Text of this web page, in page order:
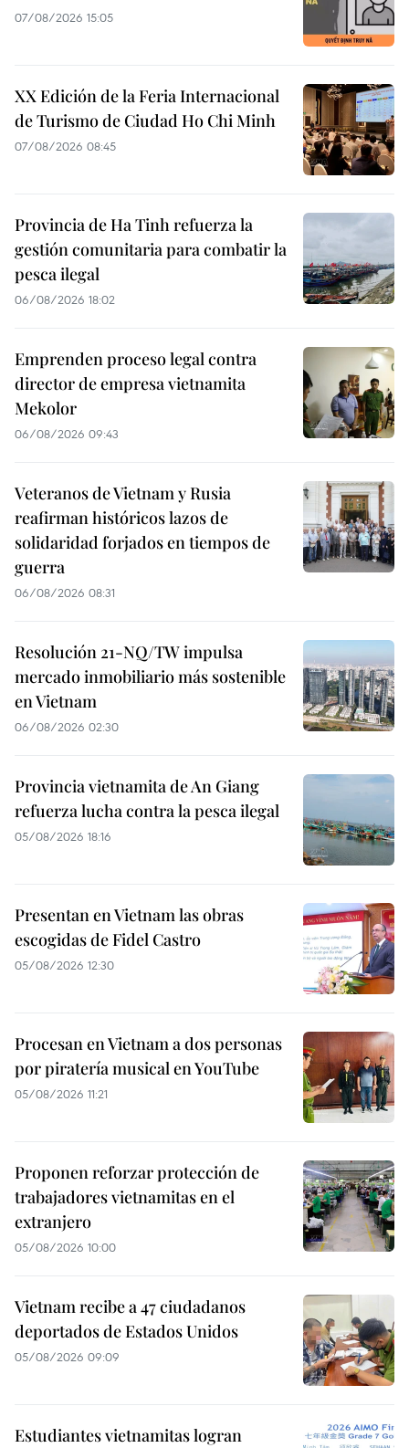
07/08/2026 15:05
XX Edición de la Feria Internacional
de Turismo de Ciudad Ho Chi Minh
07/08/2026 08:45
Provincia de Ha Tinh refuerza la
gestión comunitaria para combatir la
pesca ilegal
06/08/2026 18:02
Emprenden proceso legal contra
director de empresa vietnamita
Mekolor
06/08/2026 09:43
Veteranos de Vietnam y Rusia
reafirman históricos lazos de
solidaridad forjados en tiempos de
guerra
06/08/2026 08:31
Resolución 21-NQ/TW impulsa
mercado inmobiliario más sostenible
en Vietnam
06/08/2026 02:30
Provincia vietnamita de An Giang
refuerza lucha contra la pesca ilegal
05/08/2026 18:16
Presentan en Vietnam las obras
escogidas de Fidel Castro
05/08/2026 12:30
Procesan en Vietnam a dos personas
por piratería musical en YouTube
05/08/2026 11:21
Proponen reforzar protección de
trabajadores vietnamitas en el
extranjero
05/08/2026 10:00
Vietnam recibe a 47 ciudadanos
deportados de Estados Unidos
05/08/2026 09:09
Estudiantes vietnamitas logran